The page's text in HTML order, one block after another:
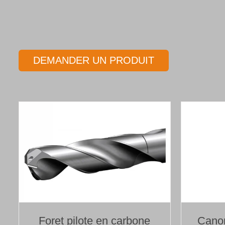
DEMANDER UN PRODUIT
Foret pilote en carbone